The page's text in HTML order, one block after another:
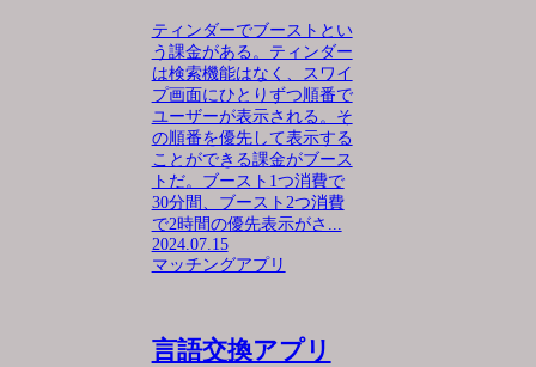
ティンダーでブーストとい
う課金がある。ティンダー
は検索機能はなく、スワイ
プ画面にひとりずつ順番で
ユーザーが表示される。そ
の順番を優先して表示する
ことができる課金がブース
トだ。ブースト1つ消費で
30分間、ブースト2つ消費
で2時間の優先表示がさ...
2024.07.15
マッチングアプリ
言語交換アプリ